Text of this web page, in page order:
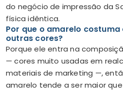
do negócio de impressão da
física idêntica.
Por que o amarelo
outras cores?
Porque ele entra na
— cores muito usadas em
materiais de marketing —,
amarelo tende a ser maior